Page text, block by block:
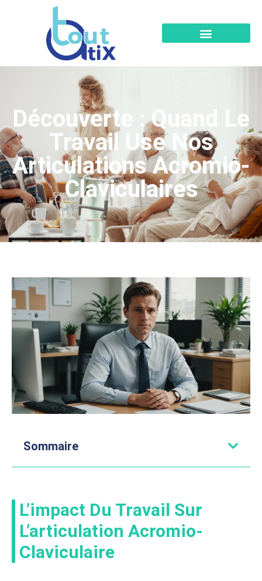
Découverte : Quand Le
Travail Use Nos
Articulations Acromio-
Claviculaires
Sommaire
L’impact Du Travail Sur
L’articulation Acromio-
Claviculaire